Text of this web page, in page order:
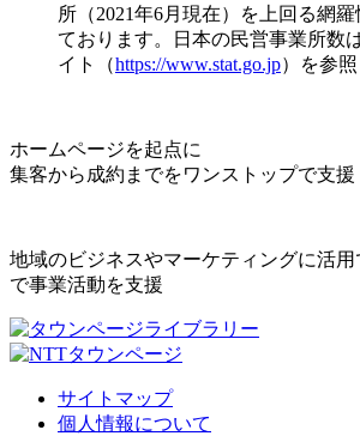
所（2021年6月現在）を上回る網
ております。日本の民営事業所数
イト（https://www.stat.go.jp）を参照
ホームページを起点に
集客から成約までをワンストップで支援
地域のビジネスやマーケティングに活
で事業活動を支援
サイトマップ
個人情報について